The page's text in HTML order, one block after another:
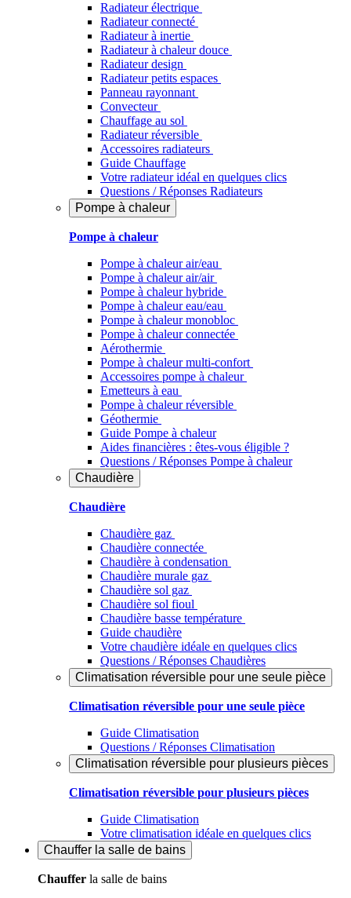
Radiateur électrique
Radiateur connecté
Radiateur à inertie
Radiateur à chaleur douce
Radiateur design
Radiateur petits espaces
Panneau rayonnant
Convecteur
Chauffage au sol
Radiateur réversible
Accessoires radiateurs
Guide Chauffage
Votre radiateur idéal en quelques clics
Questions / Réponses Radiateurs
Pompe à chaleur
Pompe à chaleur
Pompe à chaleur air/eau
Pompe à chaleur air/air
Pompe à chaleur hybride
Pompe à chaleur​ eau/eau
Pompe à chaleur monobloc
Pompe à chaleur connectée
Aérothermie
Pompe à chaleur multi-confort
Accessoires pompe à chaleur
Emetteurs à eau
Pompe à chaleur réversible
Géothermie
Guide Pompe à chaleur
Aides financières : êtes-vous éligible ?
Questions / Réponses Pompe à chaleur
Chaudière
Chaudière
Chaudière gaz
Chaudière connectée
Chaudière à condensation
Chaudière murale gaz
Chaudière sol gaz
Chaudière sol fioul
Chaudière basse température
Guide chaudière
Votre chaudière idéale en quelques clics
Questions / Réponses Chaudières
Climatisation réversible pour une seule pièce
Climatisation réversible pour une seule pièce
Guide Climatisation
Questions / Réponses Climatisation
Climatisation réversible pour plusieurs pièces
Climatisation réversible pour plusieurs pièces
Guide Climatisation
Votre climatisation idéale en quelques clics
Chauffer la salle de bains
Chauffer la salle de bains